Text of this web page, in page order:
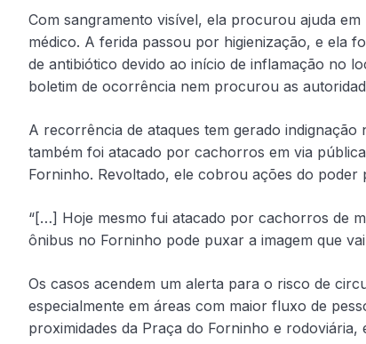
Com sangramento visível, ela procurou ajuda
médico. A ferida passou por higienização, e ela
de antibiótico devido ao início de inflamação no
boletim de ocorrência nem procurou as
A recorrência de ataques tem gerado
também foi atacado por cachorros em via
Forninho. Revoltado, ele cobrou ações do poder
“[…] Hoje mesmo fui atacado por cachorros de
ônibus no Forninho pode puxar a imagem que
Os casos acendem um alerta para o risco de
especialmente em áreas com maior fluxo de
proximidades da Praça do Forninho e